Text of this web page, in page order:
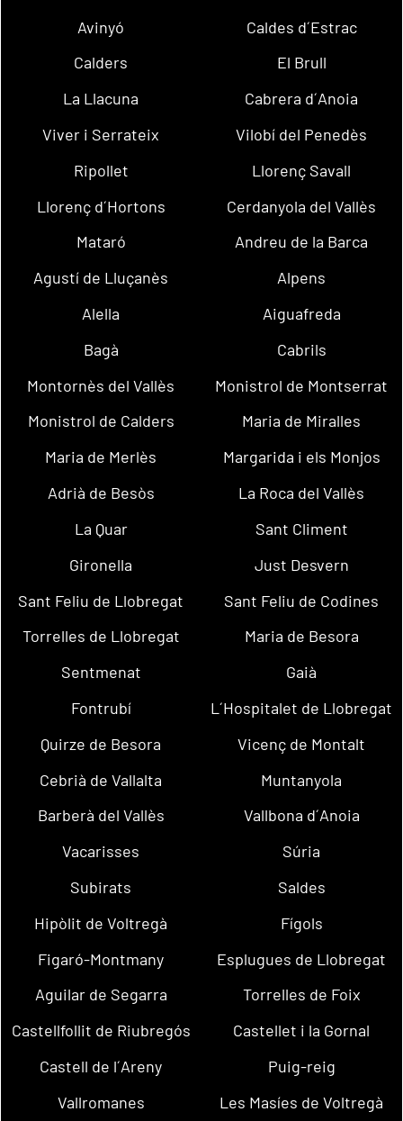
Avinyó
Caldes d´Estrac
Calders
El Brull
La Llacuna
Cabrera d´Anoia
Viver i Serrateix
Vilobí del Penedès
Ripollet
Llorenç Savall
Llorenç d´Hortons
Cerdanyola del Vallès
Mataró
Andreu de la Barca
Agustí de Lluçanès
Alpens
Alella
Aiguafreda
Bagà
Cabrils
Montornès del Vallès
Monistrol de Montserrat
Monistrol de Calders
Maria de Miralles
Maria de Merlès
Margarida i els Monjos
Adrià de Besòs
La Roca del Vallès
La Quar
Sant Climent
Gironella
Just Desvern
Sant Feliu de Llobregat
Sant Feliu de Codines
Torrelles de Llobregat
Maria de Besora
Sentmenat
Gaià
Fontrubí
L´Hospitalet de Llobregat
Quirze de Besora
Vicenç de Montalt
Cebrià de Vallalta
Muntanyola
Barberà del Vallès
Vallbona d´Anoia
Vacarisses
Súria
Subirats
Saldes
Hipòlit de Voltregà
Fígols
Figaró-Montmany
Esplugues de Llobregat
Aguilar de Segarra
Torrelles de Foix
Castellfollit de Riubregós
Castellet i la Gornal
Castell de l´Areny
Puig-reig
Vallromanes
Les Masíes de Voltregà